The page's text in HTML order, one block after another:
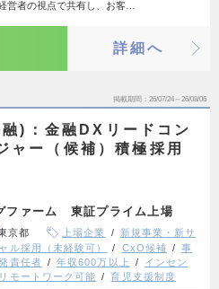
営者の視点で共有し、お客…
詳細へ
掲載期間 26/07/24～26/08/06
)：金融DXリードコン
ー（候補）積極採用
ファーム 東証プライム上場
京都 上場企業
新規事業・新サ
ル採用（未経験可） CxO候補
事
責任者 年収600万以上
インセン
リモートワーク可能 育児支援制度